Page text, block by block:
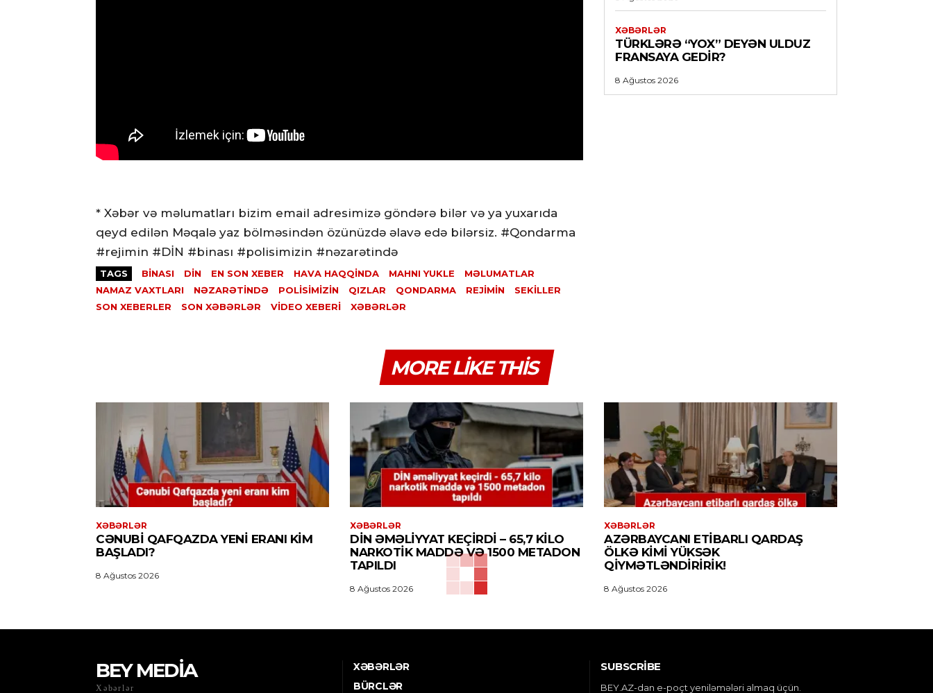
* Xəbər və məlumatları bizim email adresimizə göndərə bilər və ya yuxarıda
qeyd edilən Məqalə yaz bölməsindən özünüzdə əlavə edə bilərsiz. #Qondarma
#rejimin #DİN #binası #polisimizin #nəzarətində
TAGS BINASI DIN EN SON XEBER HAVA HAQQINDA MAHNI YUKLE
MƏLUMATLAR
NAMAZ VAXTLARI
NƏZARƏTINDƏ POLISIMIZIN QIZLAR QONDARMA REJIMIN
SEKILLER
SON XEBERLER
SON XƏBƏRLƏR VİDEO XEBERI XƏBƏRLƏR
XƏBƏRLƏR
TÜRKLƏRƏ “YOX” DEYƏN ULDUZ
FRANSAYA GEDIR?
8 Ağustos 2026
MORE LIKE THIS
XƏBƏRLƏR
CƏNUBI QAFQAZDA YENI ERANI KIM
BAŞLADI?
8 Ağustos 2026
XƏBƏRLƏR
DİN ƏMƏLIYYAT KEÇIRDI – 65,7 KILO
NARKOTIK MADDƏ VƏ 1500 METADON
TAPILDI
8 Ağustos 2026
XƏBƏRLƏR
AZƏRBAYCANI ETIBARLI QARDAŞ
ÖLKƏ KIMI YÜKSƏK
QIYMƏTLƏNDIRIRIK!
8 Ağustos 2026